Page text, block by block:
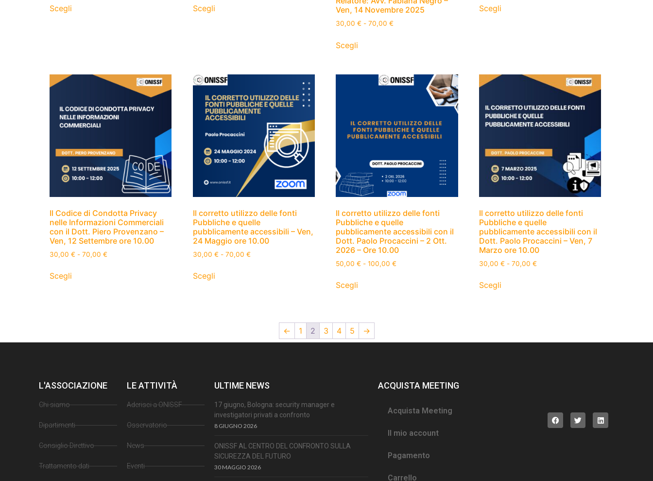
Scegli Scegli
Ven, 14 Novembre 2025
30,00€ - 70,00€
Scegli
Scegli
Il Codice di Condotta Privacy
nelle Informazioni Commerciali
con il Dott. Piero Provenzano –
Ven, 12 Settembre ore 10.00
30,00 € - 70,00 €
Scegli
Il corretto utilizzo delle fonti
Pubbliche e quelle
pubblicamente accessibili – Ven,
24 Maggio ore 10.00
30,00 € - 70,00 €
Scegli
Il corretto utilizzo delle fonti
Pubbliche e quelle
pubblicamente accessibili con il
Dott. Paolo Procaccini – 2 Ott.
2026 – Ore 10.00
50,00€ - 100,00€
Scegli
Il corretto utilizzo delle fonti
Pubbliche e quelle
pubblicamente accessibili con il
Dott. Paolo Procaccini – Ven, 7
Marzo ore 10.00
30,00€ - 70,00€
Scegli
← 1 2 3 4 5 →
L'ASSOCIAZIONE
Chi siamo
Dipartimenti
Consiglio Direttivo
Trattamento dati
LE ATTIVITÀ
Aderisci a ONISSF
Osservatorio
News
Eventi
ULTIME NEWS
17 giugno, Bologna: security manager e
investigatori privati a confronto
8 GIUGNO 2026
ONISSF AL CENTRO DEL CONFRONTO SULLA
SICUREZZA DEL FUTURO
30 MAGGIO 2026
ACQUISTA MEETING
Acquista Meeting
Il mio account
Pagamento
Carrello